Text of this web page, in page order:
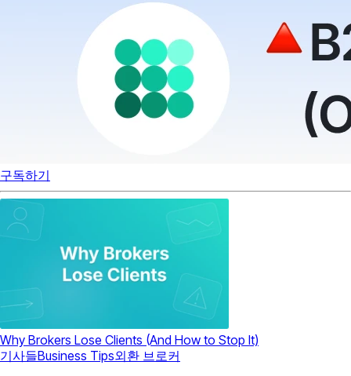
구독하기
Why Brokers Lose Clients (And How to Stop It)
기사들Business Tips외환 브로커